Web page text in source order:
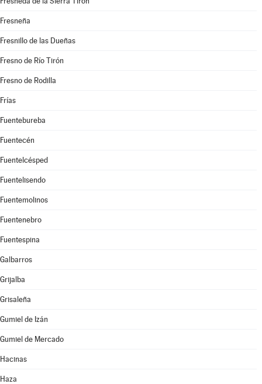
Fresneña
Fresnillo de las Dueñas
Fresno de Río Tirón
Fresno de Rodilla
Frías
Fuentebureba
Fuentecén
Fuentelcésped
Fuentelisendo
Fuentemolinos
Fuentenebro
Fuentespina
Galbarros
Grijalba
Grisaleña
Gumiel de Izán
Gumiel de Mercado
Hacinas
Haza